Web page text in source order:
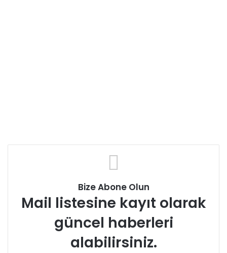
Bize Abone Olun
Mail listesine kayıt olarak
güncel haberleri
alabilirsiniz.